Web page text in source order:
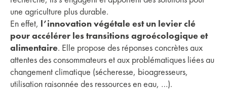
une agriculture plus durable.
En effet, l’innovation végétale est un levier clé
pour accélérer les transitions agroécologique et
alimentaire. Elle propose des réponses concrètes aux
attentes des consommateurs et aux problématiques liées au
changement climatique (sécheresse, bioagresseurs,
utilisation raisonnée des ressources en eau, …).